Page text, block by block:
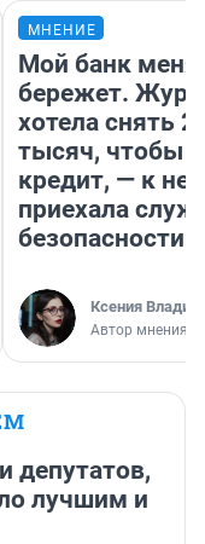
МНЕНИЕ
Мой банк меня
бережет.
хотела снять
тысяч, чтобы
кредит, — к
приехала
безопасности
Ксения
Автор мнения
депутатов,
лучшим и